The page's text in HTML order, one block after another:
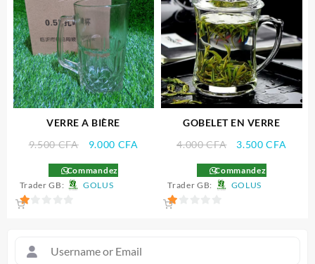
VERRE A BIÈRE
9.500CFA
Le
initial
était :
9.000 CFA
9.000 CFA.
Commandez
Trader GB:
GOLUS
GOBELET EN VERRE
4.000CFA
Le
initial
était :
3.500CFA
Commandez
Trader GB:
GOLUS